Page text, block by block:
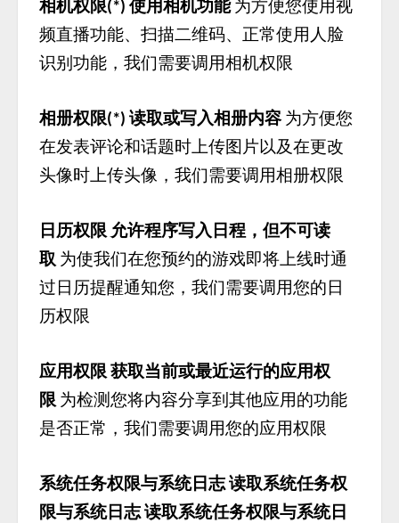
相机权限(*)使用相机功能 为方便您使用视
频直播功能、扫描二维码、正常使用人脸
识别功能，我们需要调用相机权限
相册权限(*)读取或写入相册内容 为方便您
在发表评论和话题时上传图片以及在更改
头像时上传头像，我们需要调用相册权限
日历权限 允许程序写入日程，但不可读
取 为使我们在您预约的游戏即将上线时通
过日历提醒通知您，我们需要调用您的日
历权限
应用权限 获取当前或最近运行的应用权
限 为检测您将内容分享到其他应用的功能
是否正常，我们需要调用您的应用权限
系统任务权限与系统日志读取系统任务权
限与系统日志读取系统任务权限与系统日